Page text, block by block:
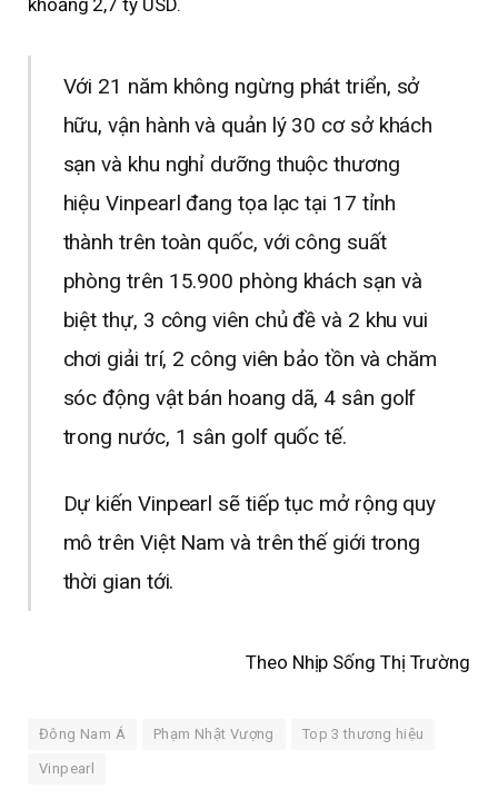
Với 21 năm không ngừng phát triển, sở
hữu, vận hành và quản lý 30 cơ sở khách
sạn và khu nghỉ dưỡng thuộc thương
hiệu Vinpearl đang tọa lạc tại 17 tỉnh
thành trên toàn quốc, với công suất
phòng trên 15.900 phòng khách sạn và
biệt thự, 3 công viên chủ đề và 2 khu vui
chơi giải trí, 2 công viên bảo tồn và chăm
sóc động vật bán hoang dã, 4 sân golf
trong nước, 1 sân golf quốc tế.
Dự kiến Vinpearl sẽ tiếp tục mở rộng quy
mô trên Việt Nam và trên thế giới trong
thời gian tới.
Theo Nhịp Sống Thị Trường
Đông Nam Á Phạm Nhật Vượng Top 3 thương hiệu
Vinpearl